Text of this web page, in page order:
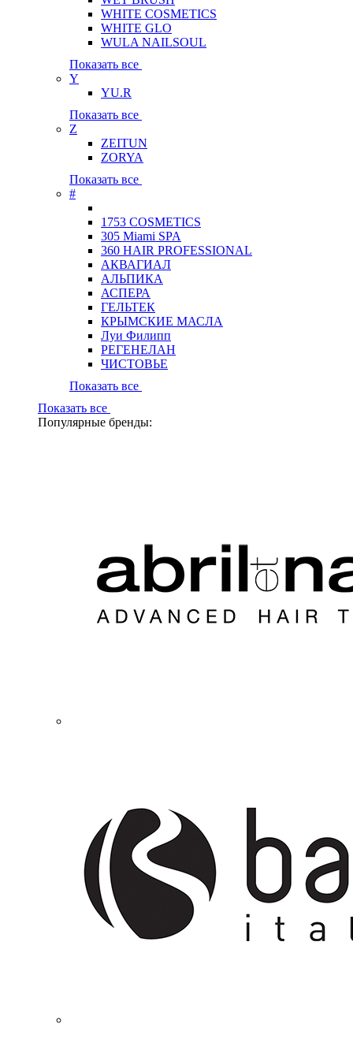
WHITE COSMETICS
WHITE GLO
WULA NAILSOUL
Показать все
Y
YU.R
Показать все
Z
ZEITUN
ZORYA
Показать все
#
1753 COSMETICS
305 Miami SPA
360 HAIR PROFESSIONAL
АКВАГИАЛ
АЛЬПИКА
АСПЕРА
ГЕЛЬТЕК
КРЫМСКИЕ МАСЛА
Луи Филипп
РЕГЕНЕЛАН
ЧИСТОВЬЕ
Показать все
Показать все
Популярные бренды: